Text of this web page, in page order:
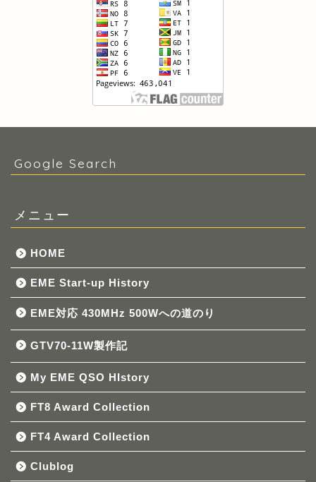
Google Search
メニュー
HOME
EME Start-up History
EME対応 430MHz 500Wへの道のり
GTV70-11W製作記
My EME QSO HIstory
FT8 Award Collection
FT4 Award Collection
Clublog